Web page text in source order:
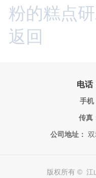
粉的糕点
返回
电话
手机
传真
公司地址：
版权所有 © 江